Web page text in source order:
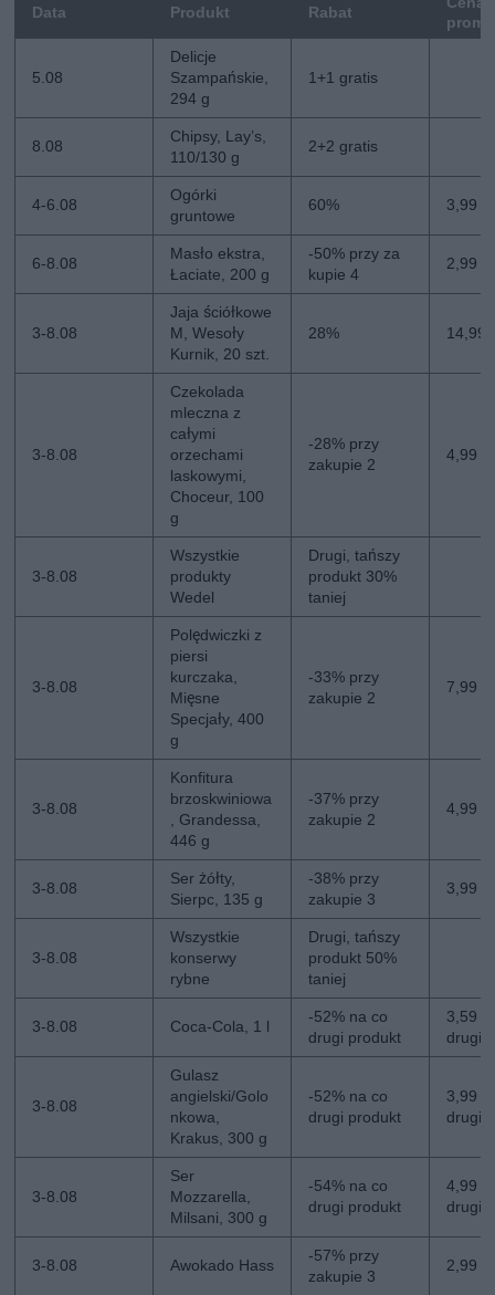
Data Produkt Rabat
5.08
Delicje
Szampańskie,
294 g
1+1 gratis
8.08
Chipsy, Lay’s,
110/130 g
2+2 gratis
4-6.08
Ogórki
gruntowe
60% 3,99
6-8.08
Masło ekstra,
Łaciate, 200 g
-50% przy za
kupie 4
2,99
3-8.08
Jaja ściółkowe
M, Wesoły
Kurnik, 20 szt.
28% 14,99
3-8.08
Czekolada
mleczna z
całymi
orzechami
laskowymi,
Choceur, 100
g
-28% przy
zakupie 2
4,99
3-8.08
Wszystkie
produkty
Wedel
Drugi, tańszy
produkt 30%
taniej
3-8.08
Polędwiczki z
piersi
kurczaka,
Mięsne
Specjały, 400
g
-33% przy
zakupie 2
7,99
3-8.08
Konfitura
brzoskwiniowa
, Grandessa,
446 g
-37% przy
zakupie 2
4,99
3-8.08
Ser żółty,
Sierpc, 135 g
-38% przy
zakupie 3
3,99
3-8.08
Wszystkie
konserwy
rybne
Drugi, tańszy
produkt 50%
taniej
3-8.08 Coca-Cola, 1 l
-52% na co
drugi produkt
3,59
drugi
3-8.08
Gulasz
angielski/Golo
nkowa,
Krakus, 300 g
-52% na co
drugi produkt
3,99
drugi
3-8.08
Ser
Mozzarella,
Milsani, 300 g
-54% na co
drugi produkt
4,99
drugi
3-8.08 Awokado Hass
-57% przy
zakupie 3
2,99